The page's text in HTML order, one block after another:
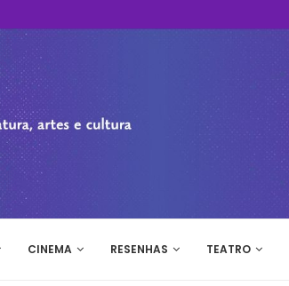
CINEMA RESENHAS TEATRO